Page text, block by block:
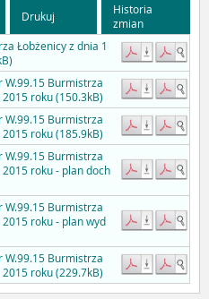
Drukuj
Historia
zmian
Łobżenicy z dnia 1
W.99.15 Burmistrza
roku (150.3kB)
W.99.15 Burmistrza
roku (185.9kB)
W.99.15 Burmistrza
roku - plan doch
W.99.15 Burmistrza
roku - plan wyd
W.99.15 Burmistrza
roku (229.7kB)